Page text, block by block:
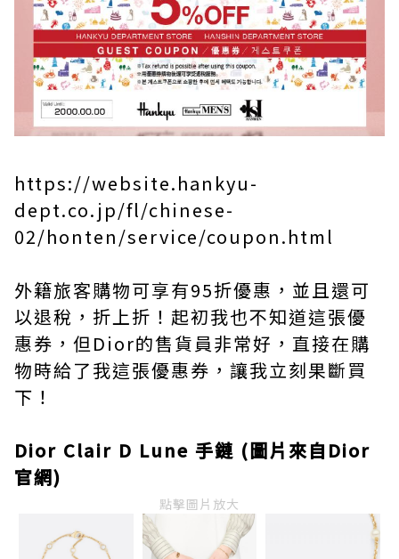
https://website.hankyu-
dept.co.jp/fl/chinese-
02/honten/service/coupon.html
外籍旅客購物可享有95折優惠，並且還可
以退稅，折上折！起初我也不知道這張優
惠券，但Dior的售貨員非常好，直接在購
物時給了我這張優惠券，讓我立刻果斷買
下！
Dior Clair D Lune 手鏈 (圖片來自Dior
官網)
點擊圖片放大